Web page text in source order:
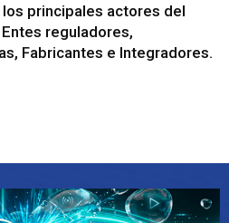
los principales actores del
reguladores,
Fabricantes e Integradores.